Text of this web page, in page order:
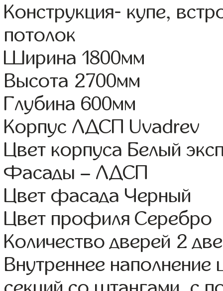
Конструкция- купе,
потолок
Ширина 1800мм
Высота 2700мм
Глубина 600мм
Корпус ЛДСП Uvadrev
Цвет корпуса Белый
Фасады – ЛДСП
Цвет фасада Черный
Цвет профиля Серебро
Количество дверей 2
Внутреннее